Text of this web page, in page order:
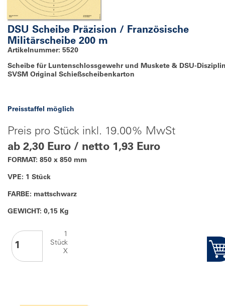
DSU Scheibe Präzision / Französische
Militärscheibe 200 m
Artikelnummer: 5520
Scheibe für Luntenschlossgewehr und Muskete & DSU-
SVSM Original Schießscheibenkarton
Preisstaffel möglich
Preis pro Stück inkl. 19.00% MwSt
ab 2,30 Euro / netto 1,93 Euro
FORMAT: 850 x 850 mm
VPE: 1 Stück
FARBE: mattschwarz
GEWICHT: 0,15 Kg
1
Stück
X